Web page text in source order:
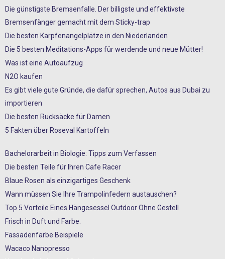
Die günstigste Bremsenfalle. Der billigste und effektivste
Bremsenfänger gemacht mit dem Sticky-trap
Die besten Karpfenangelplätze in den Niederlanden
Die 5 besten Meditations-Apps für werdende und neue Mütter!
Was ist eine Autoaufzug
N2O kaufen
Es gibt viele gute Gründe, die dafür sprechen, Autos aus Dubai zu
importieren
Die besten Rucksäcke für Damen
5 Fakten über Roseval Kartoffeln
Bachelorarbeit in Biologie: Tipps zum Verfassen
Die besten Teile für Ihren Cafe Racer
Blaue Rosen als einzigartiges Geschenk
Wann müssen Sie Ihre Trampolinfedern austauschen?
Top 5 Vorteile Eines Hängesessel Outdoor Ohne Gestell
Frisch in Duft und Farbe.
Fassadenfarbe Beispiele
Wacaco Nanopresso